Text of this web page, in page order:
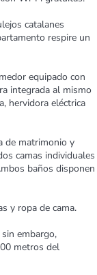
catalanes
respire un
equipado con
integrada al mismo
hervidora eléctrica
de matrimonio y
camas individuales
baños disponen
y ropa de cama.
embargo,
metros del